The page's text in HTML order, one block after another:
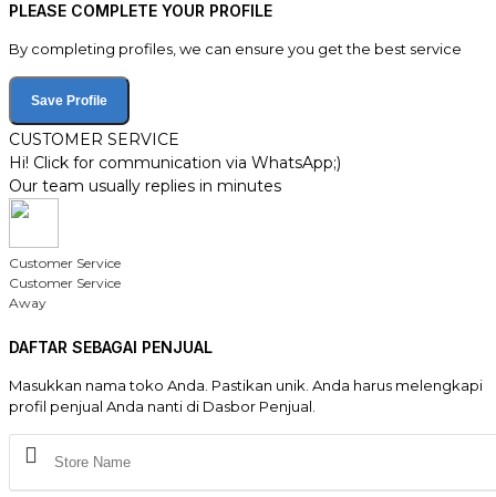
PLEASE COMPLETE YOUR PROFILE
By completing profiles, we can ensure you get the best service
Save Profile
CUSTOMER SERVICE
Hi! Click for communication via WhatsApp;)
Our team usually replies in minutes
Customer Service
Customer Service
Away
DAFTAR SEBAGAI PENJUAL
Masukkan nama toko Anda. Pastikan unik. Anda harus melengkapi
profil penjual Anda nanti di Dasbor Penjual.